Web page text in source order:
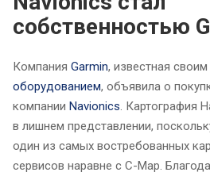
собственностью
Компания Garmin, известная своим
оборудованием, объявила о
компании Navionics. Картография
в лишнем представлении,
один из самых востребованных
сервисов наравне с C-Map.